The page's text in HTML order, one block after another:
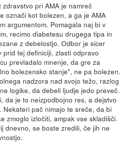
pri AMA je namreč
označi kot bolezen, a ga je AMA
argumentom. Pomagala naj bi v
recimo diabetesu drugega tipa in
z debelostjo. Odbor je sicer
tej definiciji, zlasti odpravo
prevladalo mnenje, da gre za
bolezensko stanje", ne pa bolezen.
nadzora nad svojo težo, razlog
logike, da debeli ljudje jedo preveč.
da je to neizpodbojno res, a dejstvo
pač nimajo te sreče, da bi
zmoglo izločiti, ampak vse skladišči.
dnevno, se boste zredili, če jih ne